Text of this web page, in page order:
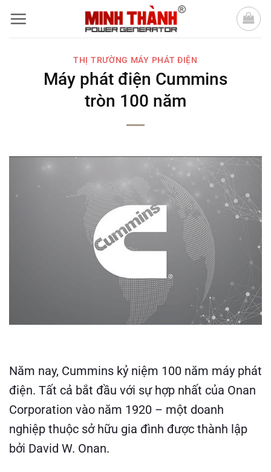
qua
THỊ TRƯỜNG MÁY PHÁT ĐIỆN
Máy phát điện Cummins
tròn 100 năm
Năm nay, Cummins kỷ niệm 100 năm máy phát
điện. Tất cả bắt đầu với sự hợp nhất của Onan
Corporation vào năm 1920 – một doanh
nghiệp thuộc sở hữu gia đình được thành lập
bởi David W. Onan.